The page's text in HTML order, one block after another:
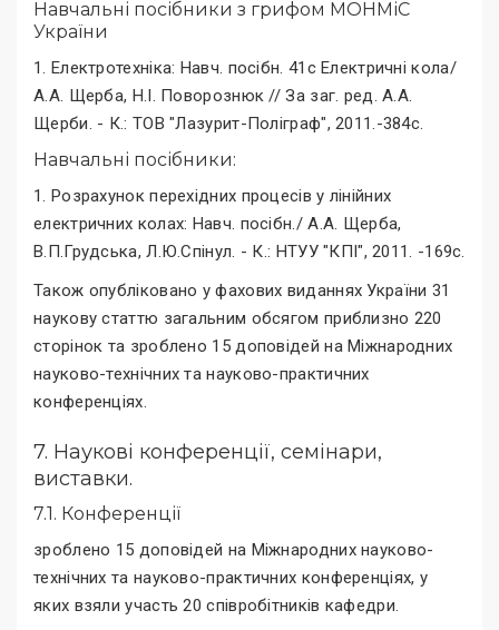
Навчальні посібники з грифом МОНМіС
України
1. Електротехніка: Навч. посібн. 41с Електричні кола/
А.А. Щерба, Н.І. Поворознюк // За заг. ред. А.А.
Щерби. - К.: ТОВ "Лазурит-Поліграф", 2011.-384с.
Навчальні посібники:
1. Розрахунок перехідних процесів у лінійних
електричних колах: Навч. посібн./ А.А. Щерба,
В.П.Грудська, Л.Ю.Спінул. - К.: НТУУ "КПІ", 2011. -169с.
Також опубліковано у фахових виданнях України 31
наукову статтю загальним обсягом приблизно 220
сторінок та зроблено 15 доповідей на Міжнародних
науково-технічних та науково-практичних
конференціях.
7. Наукові конференції, семінари,
виставки.
7.1. Конференції
зроблено 15 доповідей на Міжнародних науково-
технічних та науково-практичних конференціях, у
яких взяли участь 20 співробітників кафедри.